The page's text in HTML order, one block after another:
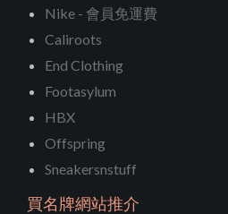
Nike - 會員免運費
Caliroots
End Clothing
Footasylum
HBX
Offspring
Sneakersnstuff
買名牌網站推介